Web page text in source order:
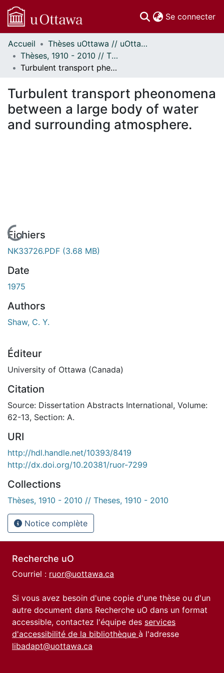
Se connecter
Communautés
et collections
Parcourir
À propos
Accueil
Thèses uOttawa // uOttawa Theses
Thèses, 1910 - 2010 // Theses, 1910 - 2010
Turbulent transport pheonomena between a large body of water and surrounding atmosphere.
Turbulent transport pheonomena
between a large body of water
and surrounding atmosphere.
En cours de chargement...
Fichiers
NK33726.PDF (3.68 MB)
Date
1975
Authors
Shaw, C. Y.
Éditeur
University of Ottawa (Canada)
Citation
Source: Dissertation Abstracts International, Volume:
62-13, Section: A.
URI
http://hdl.handle.net/10393/8419
http://dx.doi.org/10.20381/ruor-7299
Collections
Thèses, 1910 - 2010 // Theses, 1910 - 2010
Notice complète
Recherche uO
Courriel : ruor@uottawa.ca
Si vous avez besoin d'une copie d'une thèse ou d'un
autre document dans Recherche uO dans un format
accessible, contactez l'équipe des services
d'accessibilité de la bibliothèque à l'adresse
libadapt@uottawa.ca